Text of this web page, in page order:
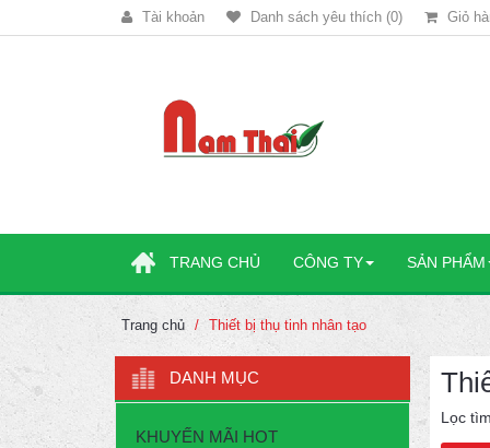
Tài khoản Danh sách yêu thích (0) Giỏ
TRANG CHỦ CÔNG TY SẢN PHẨM
Trang chủ Thiết bị thụ tinh nhân tạo
DANH MỤC
KHUYẾN MÃI HOT
Lọc